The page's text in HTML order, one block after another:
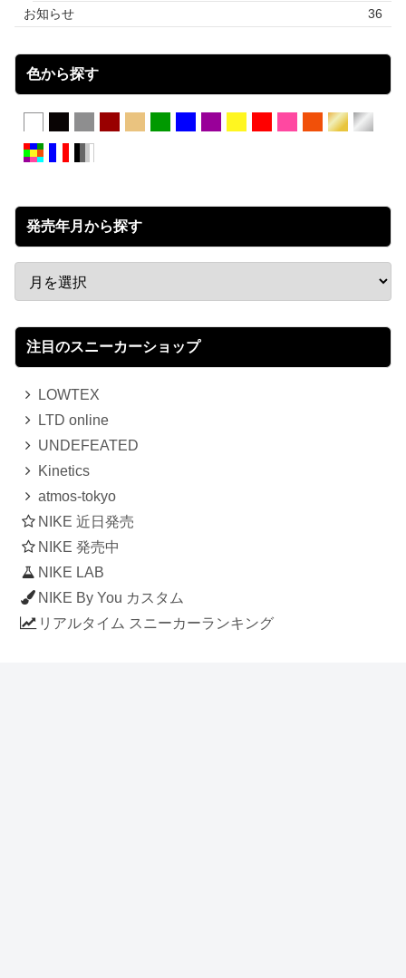
お知らせ
36
色から探す
発売年月から探す
注目のスニーカーショップ
LOWTEX
LTD online
UNDEFEATED
Kinetics
atmos-tokyo
NIKE 近日発売
NIKE 発売中
NIKE LAB
NIKE By You カスタム
リアルタイム スニーカーランキング